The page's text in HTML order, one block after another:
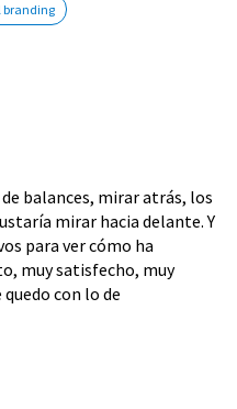
branding
balances, mirar atrás, los
mirar hacia delante. Y
para ver cómo ha
muy satisfecho, muy
con lo de